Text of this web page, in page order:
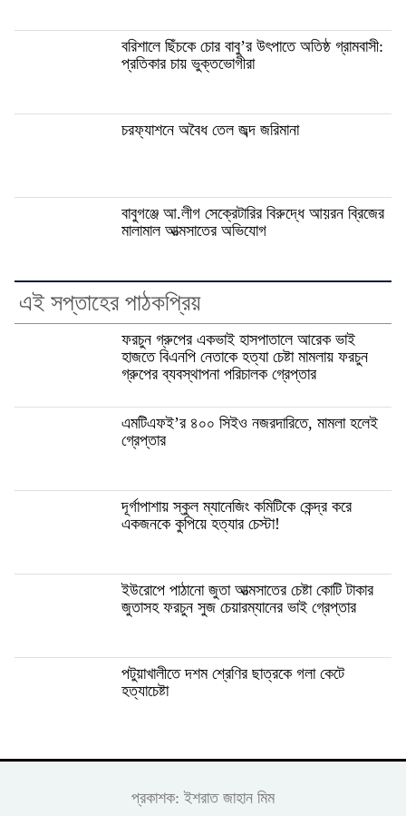
বরিশালে ছিঁচকে চোর বাবু’র উৎপাতে অতিষ্ঠ গ্রামবাসী:
প্রতিকার চায় ভুক্তভোগীরা
চরফ্যাশনে অবৈধ তেল জব্দ জরিমানা
বাবুগঞ্জে আ.লীগ সেক্রেটারির বিরুদ্ধে আয়রন ব্রিজের
মালামাল আত্মসাতের অভিযোগ
এই সপ্তাহের পাঠকপ্রিয়
ফরচুন গ্রুপের একভাই হাসপাতালে আরেক ভাই
হাজতে বিএনপি নেতাকে হত্যা চেষ্টা মামলায় ফরচুন
গ্রুপের ব্যবস্থাপনা পরিচালক গ্রেপ্তার
এমটিএফই’র ৪০০ সিইও নজরদারিতে, মামলা হলেই
গ্রেপ্তার
দূর্গাপাশায় স্কুল ম্যানেজিং কমিটিকে কেন্দ্র করে
একজনকে কুপিয়ে হত্যার চেস্টা!
ইউরোপে পাঠানো জুতা আত্মসাতের চেষ্টা কোটি টাকার
জুতাসহ ফরচুন সুজ চেয়ারম্যানের ভাই গ্রেপ্তার
পটুয়াখালীতে দশম শ্রেণির ছাত্রকে গলা কেটে
হত্যাচেষ্টা
প্রকাশক: ইশরাত জাহান মিম